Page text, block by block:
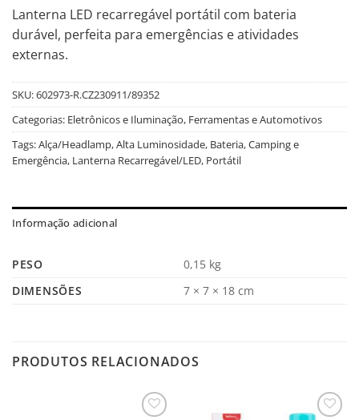
Lanterna LED recarregável portátil com bateria
durável, perfeita para emergências e atividades
externas.
SKU:602973-R.CZ230911/89352
Categorias: Eletrônicos e Iluminação, Ferramentas e Automotivos
Tags:Alça/Headlamp,Alta Luminosidade, Bateria,Camping e
Emergência, Lanterna Recarregável/LED, Portátil
Informação adicional
PESO
0,15 kg
DIMENSÕES
7 × 7 × 18 cm
PRODUTOS RELACIONADOS